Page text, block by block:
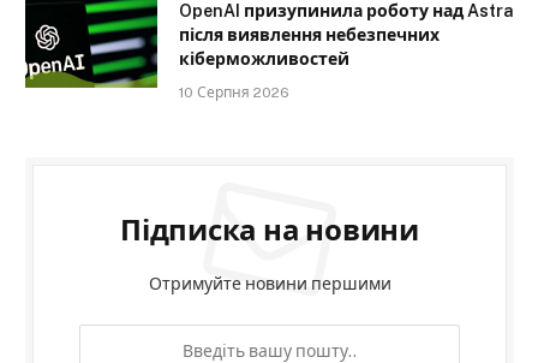
OpenAI призупинила роботу над Astra
після виявлення небезпечних
кіберможливостей
10 Серпня 2026
Підписка на новини
Отримуйте новини першими